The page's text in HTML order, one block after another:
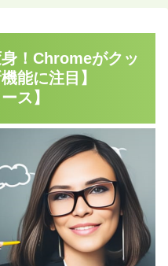
身！Chromeがクッ
能に注目】
ス】